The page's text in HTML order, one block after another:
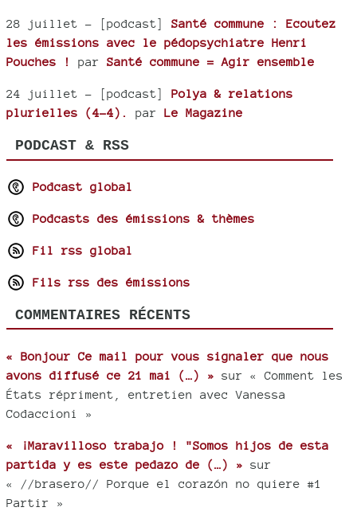
28 juillet - [podcast] Santé commune : Ecoutez
les émissions avec le pédopsychiatre Henri
Pouches !
par Santé commune = Agir ensemble
24 juillet - [podcast] Polya & relations
plurielles (4-4).
par Le Magazine
PODCAST & RSS
Podcast global
Podcasts des émissions & thèmes
Fil rss global
Fils rss des émissions
COMMENTAIRES RÉCENTS
« Bonjour Ce mail pour vous signaler que nous
avons diffusé ce 21 mai (…) » sur « Comment les
États répriment, entretien avec Vanessa
Codaccioni »
« ¡Maravilloso trabajo ! "Somos hijos de esta
partida y es este pedazo de (…) » sur
« //brasero// Porque el corazón no quiere #1
Partir »